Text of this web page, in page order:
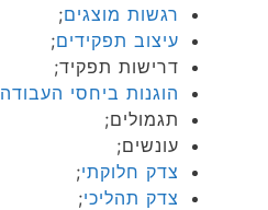
רגשות מוצגים;
עיצוב תפקידים;
דרישות תפקיד;
הוגנות ביחסי העבודה
תגמולים;
עונשים;
צדק חלוקתי;
צדק תהליכי;